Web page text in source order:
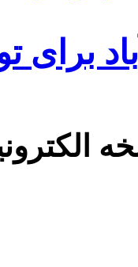
برای